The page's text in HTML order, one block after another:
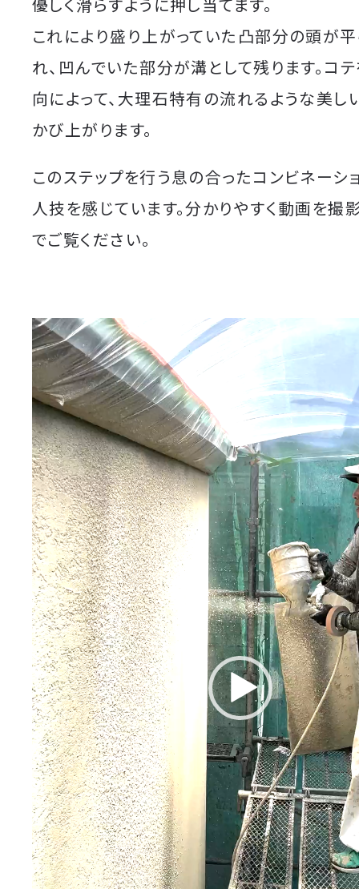
これにより盛り上がっていた凸部分の頭が
れ、凹んでいた部分が溝として残ります。コ
向によって、大理石特有の流れるような美
かび上がります。
このステップを行う息の合ったコンビネーシ
人技を感じています。分かりやすく動画を撮
でご覧ください。
動
画
プ
レ
ー
ヤ
ー